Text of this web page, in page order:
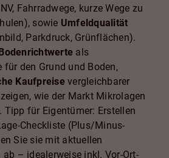
Fahrradwege, kurze Wege zu
sowie Umfeldqualität
Parkdruck, Grünflächen).
als
für den Grund und Boden,
Kaufpreise vergleichbarer
wie der Markt Mikrolagen
Tipp für Eigentümer: Erstellen
Checkliste (Plus/Minus-
Sie sie mit aktuellen
– idealerweise inkl. Vor-Ort-